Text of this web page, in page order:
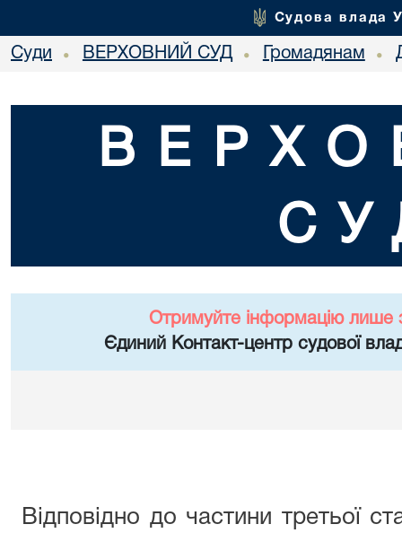
Судова влада
Суди • ВЕРХОВНИЙ СУД • Громадянам •
Отримуйте інформацію лише
Єдиний Контакт-центр судової
Відповідно до частини третьої